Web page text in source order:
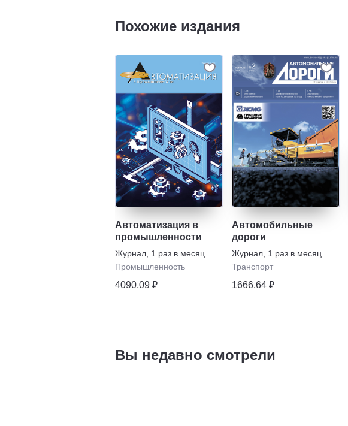
Похожие издания
Автоматизация в
промышленности
Журнал 1 раз в месяц
Промышленность
4090,09 ₽
Автомобильные
дороги
Журнал 1 раз в месяц
Транспорт
1666,64 ₽
Вы недавно смотрели